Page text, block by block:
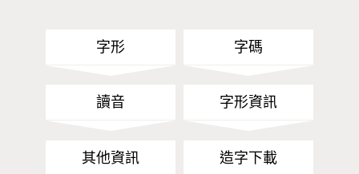
字形 字碼
讀音 字形資訊
其他資訊 造字下載